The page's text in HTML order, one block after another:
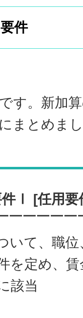
件
す。新加
まとめま
Ⅰ [任用要
￣￣￣￣￣
いて、職
を定め、
該当